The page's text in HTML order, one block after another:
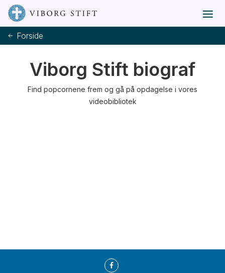
Forside
Viborg Stift biograf
Find popcornene frem og gå på opdagelse i vores
videobibliotek